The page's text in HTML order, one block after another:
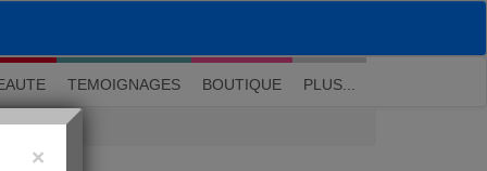
M'inscrire| Me connecter| ? Visite guidée
TEMOIGNAGES BOUTIQUE PLUS...
×